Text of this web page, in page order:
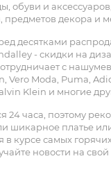
обуви и
предметов декора и
десятками
- скидки на
с
Vero Moda, Puma,
Klein и многие
24 часа, поэтому
шикарное платье
в курсе самых
новости на свой